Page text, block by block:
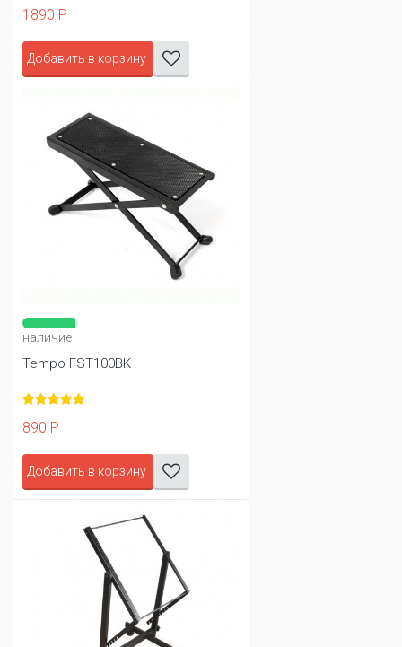
1890 Р
Добавить в корзину
наличие
Tempo FST100BK
890 Р
Добавить в корзину